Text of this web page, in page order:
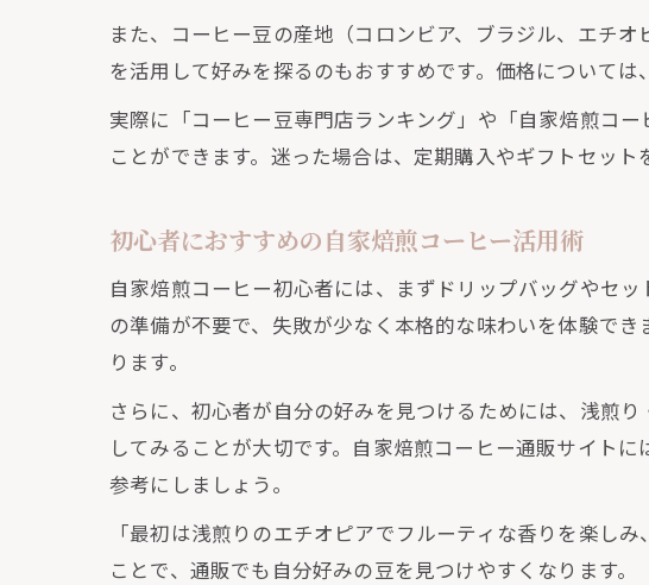
自分好みの通
焙煎度と産
自家焙煎
コスパ重視の
自家焙煎
コスパの良
また、コーヒー豆の産地（コロンビア、ブラジル、エチ
を活用して好みを探るのもおすすめです。価格について
実際に「コーヒー豆専門店ランキング」や「自家焙煎コ
ことができます。迷った場合は、定期購入やギフトセット
初心者におすすめの自家焙煎コーヒー活用術
自家焙煎コーヒー初心者には、まずドリップバッグやセ
の準備が不要で、失敗が少なく本格的な味わいを体験で
ります。
さらに、初心者が自分の好みを見つけるためには、浅煎
してみることが大切です。自家焙煎コーヒー通販サイト
参考にしましょう。
「最初は浅煎りのエチオピアでフルーティな香りを楽し
ことで、通販でも自分好みの豆を見つけやすくなります。